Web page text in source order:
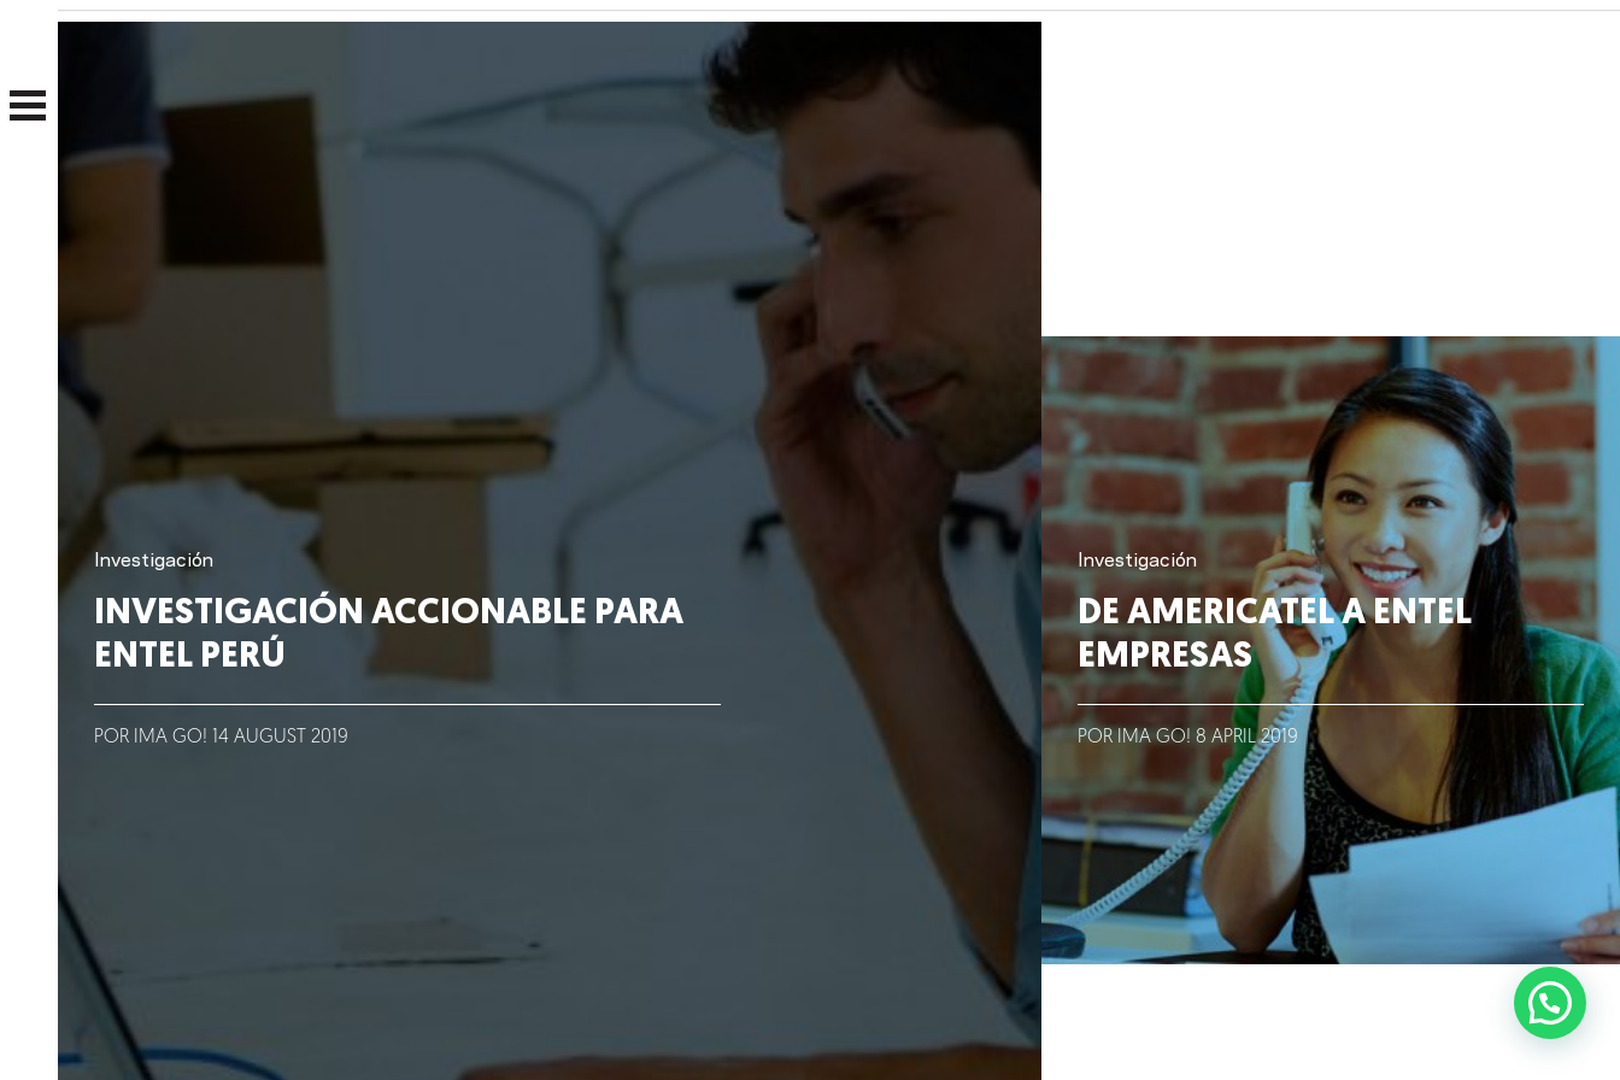
Nosotros
Clientes
Lo que hacemos
Investigación
INVESTIGACIÓN ACCIONABLE PARA
ENTEL PERÚ
POR IMA GO! 14 AUGUST 2019
Investigación
DE AMERICATEL A ENTEL
EMPRESAS
POR IMA GO! 8 APRIL 2019